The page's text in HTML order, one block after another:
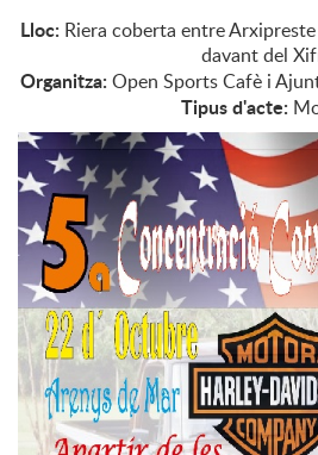
Lloc: Riera coberta entre
davant del
Organitza: Open Sports Cafè i
Tipus d'acte: